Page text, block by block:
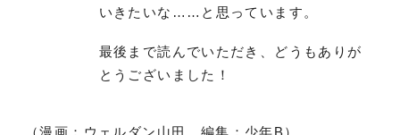
いきたいな……と思っています。
最後まで読んでいただき、どうもありが
とうございました！